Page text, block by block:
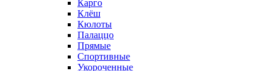
Карго
Клёш
Кюлоты
Палаццо
Прямые
Спортивные
Укороченные